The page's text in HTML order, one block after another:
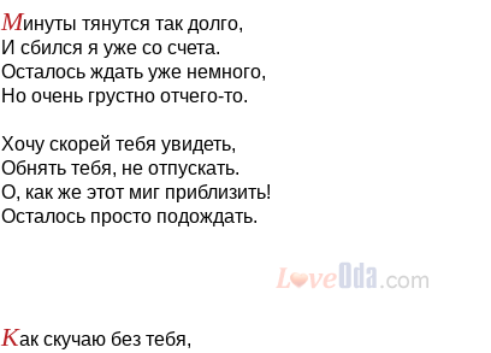
Минуты тянутся так долго,
И сбился я уже со счета.
Осталось ждать уже немного,
Но очень грустно отчего-то.
Хочу скорей тебя увидеть,
Обнять тебя, не отпускать.
О, как же этот миг приблизить!
Осталось просто подождать.
Как скучаю без тебя,